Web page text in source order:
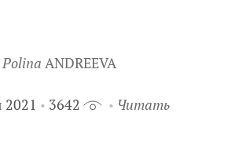
Polina ANDREEVA
2021 3642 Читать